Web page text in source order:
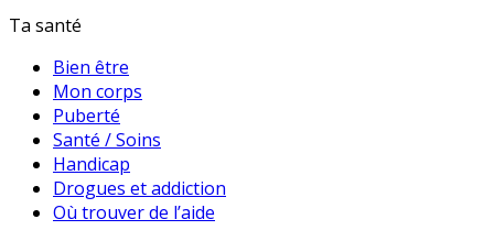
Ta santé
Bien être
Mon corps
Puberté
Santé / Soins
Handicap
Drogues et addiction
Où trouver de l’aide